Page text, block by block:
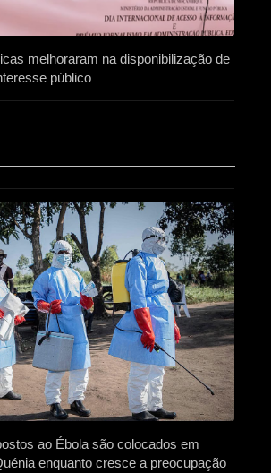
melhoraram na disponibilização de
público
ao Ébola são colocados em
enquanto cresce a preocupação